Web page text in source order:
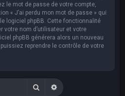
le mot de passe de votre compte,
« J’ai perdu mon mot de passe » qui
logiciel phpBB. Cette fonctionnalité
votre nom d’utilisateur et votre
phpBB générera alors un nouveau
reprendre le contrôle de votre
RechercherRecherche avancée